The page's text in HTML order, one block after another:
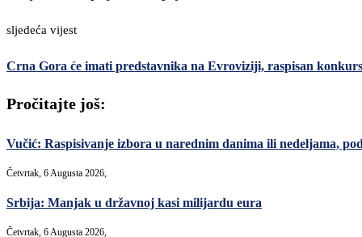
sljedeća vijest
Crna Gora će imati predstavnika na Evroviziji, raspisan konkurs
Pročitajte još:
Vučić: Raspisivanje izbora u narednim danima ili nedeljama,
Četvrtak, 6 Augusta 2026,
Srbija: Manjak u državnoj kasi milijardu eura
Četvrtak, 6 Augusta 2026,